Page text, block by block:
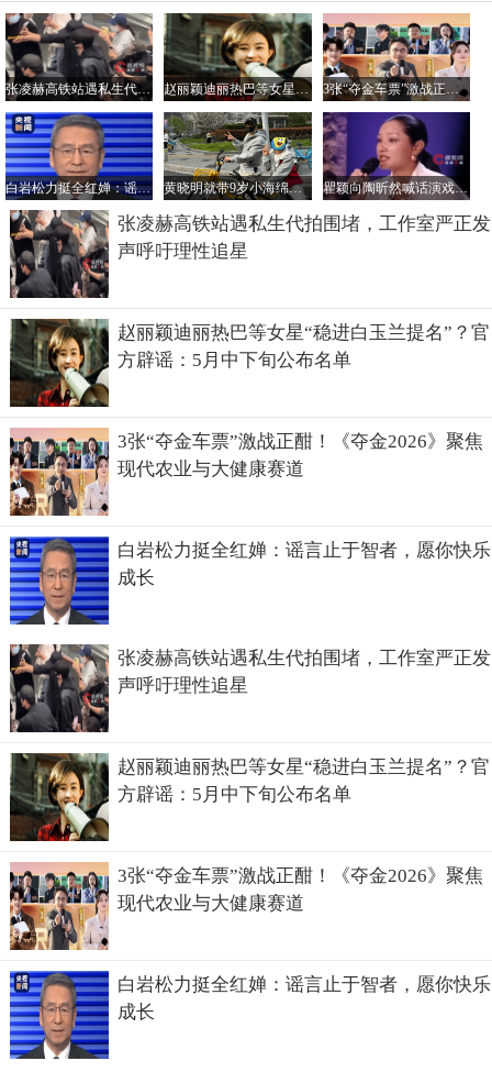
张凌赫高铁站遇私生代拍围堵，工作室严正发声呼吁理性追星 赵丽颖迪丽热巴等女星“稳进白玉兰提名”？官方辟谣：5月中下旬公布名单 3张“夺金车票”激战正酣！《夺金2026》聚焦现代农业与大健康赛道
白岩松力挺全红婵：谣言止于智者，愿你快乐成长 黄晓明就带9岁小海绵上路骑行违法事件致歉：将接受交警部门处罚 瞿颖向陶昕然喊话演戏：不超时片酬可最低，金钱观引关注
张凌赫高铁站遇私生代拍围堵，工作室严正发
声呼吁理性追星
赵丽颖迪丽热巴等女星“稳进白玉兰提名”？官
方辟谣：5月中下旬公布名单
3张“夺金车票”激战正酣！《夺金2026》聚焦
现代农业与大健康赛道
白岩松力挺全红婵：谣言止于智者，愿你快乐
成长
张凌赫高铁站遇私生代拍围堵，工作室严正发
声呼吁理性追星
赵丽颖迪丽热巴等女星“稳进白玉兰提名”？官
方辟谣：5月中下旬公布名单
3张“夺金车票”激战正酣！《夺金2026》聚焦
现代农业与大健康赛道
白岩松力挺全红婵：谣言止于智者，愿你快乐
成长